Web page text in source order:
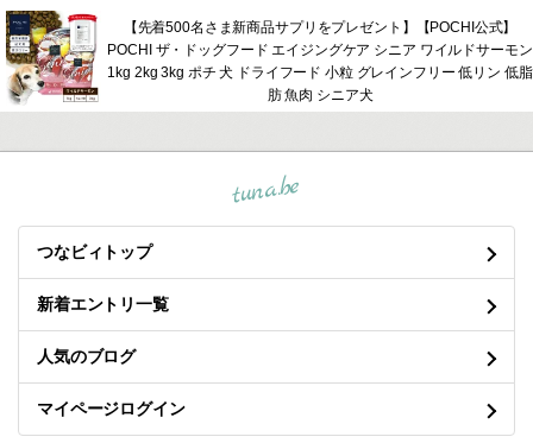
【先着500名さま新商品サプリをプレゼント】【POCHI公式】
POCHI ザ・ドッグフード エイジングケア シニア ワイルドサーモン
1kg 2kg 3kg ポチ 犬 ドライフード 小粒 グレインフリー 低リン 低脂
肪 魚肉 シニア犬
tuna.be
つなビィトップ
新着エントリ一覧
人気のブログ
マイページログイン